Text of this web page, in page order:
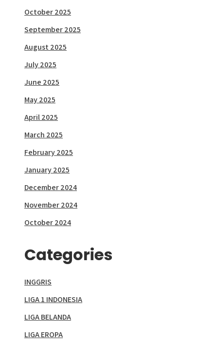
October 2025
September 2025
August 2025
July 2025
June 2025
May 2025
April 2025
March 2025
February 2025
January 2025
December 2024
November 2024
October 2024
Categories
INGGRIS
LIGA 1 INDONESIA
LIGA BELANDA
LIGA EROPA